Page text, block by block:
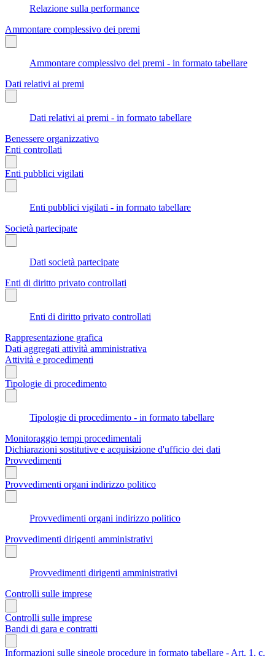
Relazione sulla performance
Ammontare complessivo dei premi
Ammontare complessivo dei premi - in formato tabellare
Dati relativi ai premi
Dati relativi ai premi - in formato tabellare
Benessere organizzativo
Enti controllati
Enti pubblici vigilati
Enti pubblici vigilati - in formato tabellare
Società partecipate
Dati società partecipate
Enti di diritto privato controllati
Enti di diritto privato controllati
Rappresentazione grafica
Dati aggregati attività amministrativa
Attività e procedimenti
Tipologie di procedimento
Tipologie di procedimento - in formato tabellare
Monitoraggio tempi procedimentali
Dichiarazioni sostitutive e acquisizione d'ufficio dei dati
Provvedimenti
Provvedimenti organi indirizzo politico
Provvedimenti organi indirizzo politico
Provvedimenti dirigenti amministrativi
Provvedimenti dirigenti amministrativi
Controlli sulle imprese
Controlli sulle imprese
Bandi di gara e contratti
Informazioni sulle singole procedure in formato tabellare - Art. 1, c.